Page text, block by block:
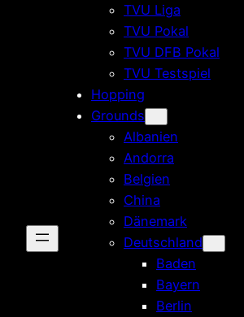
TVU Liga
TVU Pokal
TVU DFB Pokal
TVU Testspiel
Hopping
Grounds
Albanien
Andorra
Belgien
China
Dänemark
Deutschland
Baden
Bayern
Berlin